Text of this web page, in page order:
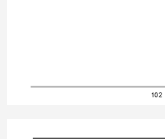
102